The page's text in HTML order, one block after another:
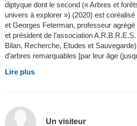
diptyque dont le second (« Arbres et
univers à explorer ») (2020) est
et Georges Feterman, professeur
et président de l’association
Bilan, Recherche, Etudes et
d’arbres remarquables [par leur âge
Lire plus
Un visiteur